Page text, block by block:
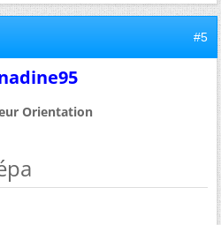
#5
Orientation